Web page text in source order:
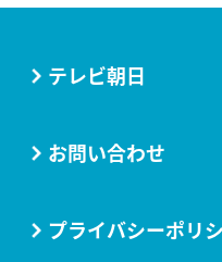
テレビ朝日
お問い合わせ
プライバシーポリ